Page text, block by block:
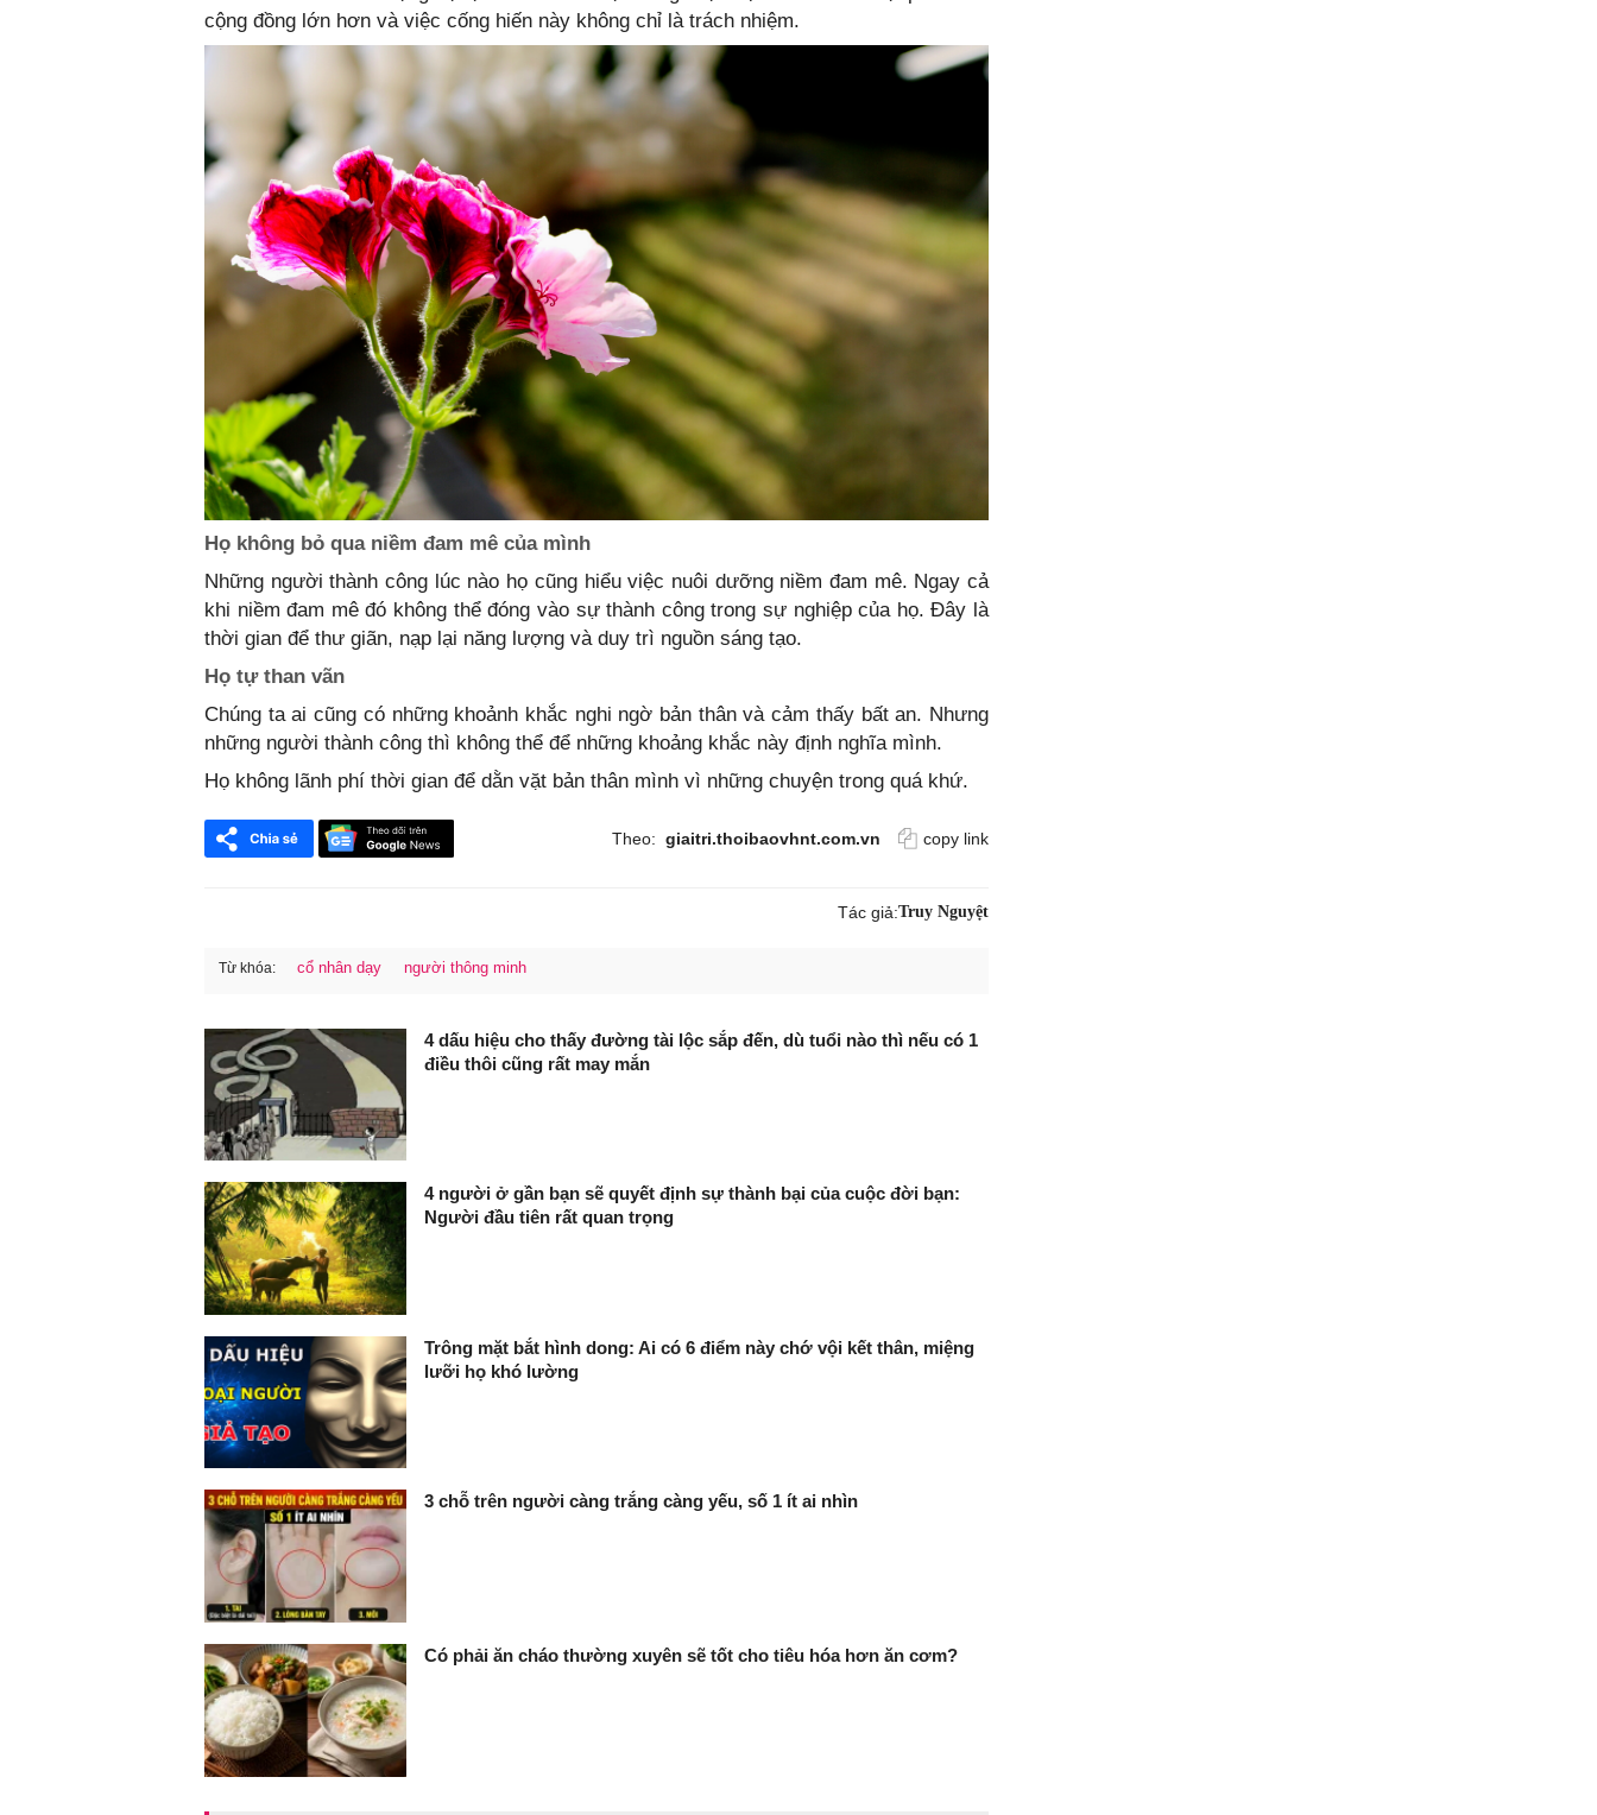
cộng đồng lớn hơn và việc cống hiến này không chỉ là trách nhiệm.
Họ không bỏ qua niềm đam mê của mình
Những người thành công lúc nào họ cũng hiểu việc nuôi dưỡng niềm đam mê. Ngay cả
khi niềm đam mê đó không thể đóng vào sự thành công trong sự nghiệp của họ. Đây là
thời gian để thư giãn, nạp lại năng lượng và duy trì nguồn sáng tạo.
Họ tự than vãn
Chúng ta ai cũng có những khoảnh khắc nghi ngờ bản thân và cảm thấy bất an. Nhưng
những người thành công thì không thể để những khoảng khắc này định nghĩa mình.
Họ không lãnh phí thời gian để dằn vặt bản thân mình vì những chuyện trong quá khứ.
Theo: giaitri.thoibaovhnt.com.vn copy link
Tác giả:Truy Nguyệt
Từ khóa: cổ nhân dạy người thông minh
4 dấu hiệu cho thấy đường tài lộc sắp đến, dù tuổi nào thì nếu có 1
điều thôi cũng rất may mắn
4 người ở gần bạn sẽ quyết định sự thành bại của cuộc đời bạn:
Người đầu tiên rất quan trọng
Trông mặt bắt hình dong: Ai có 6 điểm này chớ vội kết thân, miệng
lưỡi họ khó lường
3 chỗ trên người càng trắng càng yếu, số 1 ít ai nhìn
Có phải ăn cháo thường xuyên sẽ tốt cho tiêu hóa hơn ăn cơm?